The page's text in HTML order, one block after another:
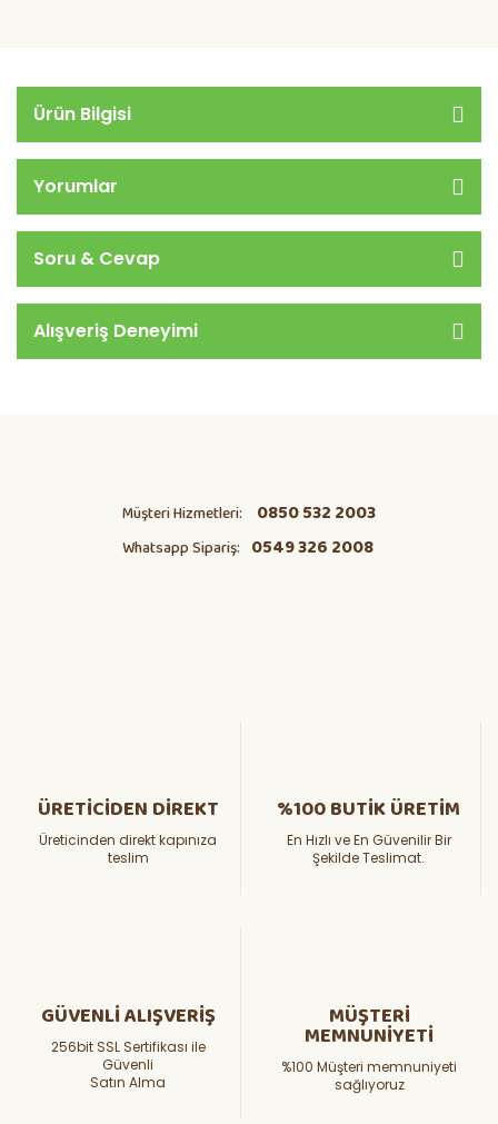
Ürün Bilgisi
Yorumlar
Soru & Cevap
Alışveriş Deneyimi
Müşteri Hizmetleri: 0850 532 2003
Whatsapp Sipariş: 0549 326 2008
ÜRETİCİDEN DİREKT
Üreticinden direkt kapınıza
teslim
%100 BUTİK ÜRETİM
En Hızlı ve En Güvenilir Bir
Şekilde Teslimat.
GÜVENLİ ALIŞVERİŞ
256bit SSL Sertifikası ile
Güvenli
Satın Alma
MÜŞTERİ
MEMNUNİYETİ
%100 Müşteri memnuniyeti
sağlıyoruz